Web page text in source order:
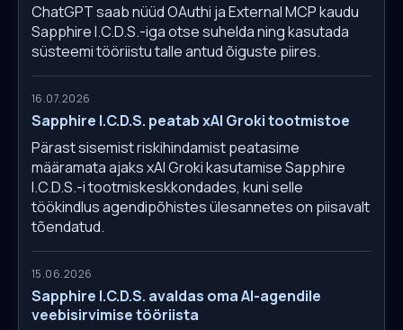
ChatGPT saab nüüd OAuthi ja External MCP kaudu
Sapphire I.C.D.S.-iga otse suhelda ning kasutada
süsteemi tööriistu talle antud õiguste piires.
16.07.2026
Sapphire I.C.D.S. peatab xAI Groki tootmistoe
Pärast sisemist riskihindamist peatasime
määramata ajaks xAI Groki kasutamise Sapphire
I.C.D.S.-i tootmiskeskkondades, kuni selle
töökindlus agendipõhistes ülesannetes on piisavalt
tõendatud.
15.06.2026
Sapphire I.C.D.S. avaldas oma AI-agendile
veebisirvimise tööriista